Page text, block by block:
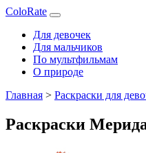
ColoRate
Для девочек
Для мальчиков
По мультфильмам
О природе
Главная > Раскраски для
Раскраски